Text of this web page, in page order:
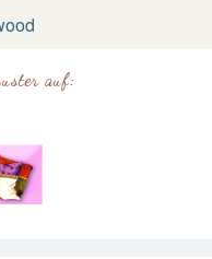
auf: